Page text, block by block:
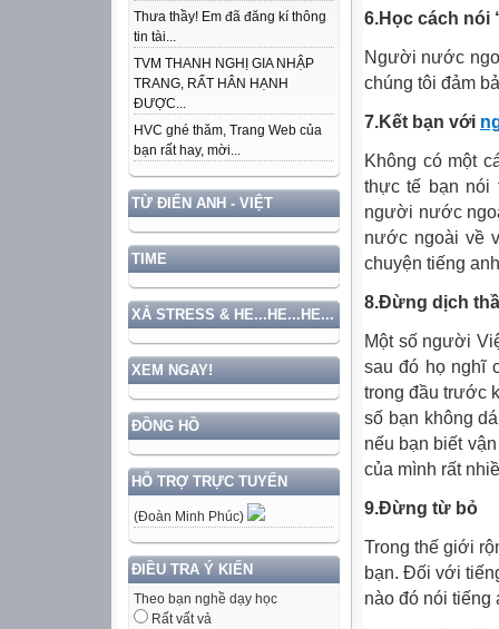
Thưa thầy! Em đã đăng kí thông
tin tài...
TVM THANH NGHỊ GIA NHẬP
TRANG, RẤT HÂN HẠNH
ĐƯỢC...
HVC ghé thăm, Trang Web của
bạn rất hay, mời...
TỪ ĐIỂN ANH - VIỆT
TIME
XẢ STRESS & HE...HE...HE...
XEM NGAY!
ĐỒNG HỒ
HỖ TRỢ TRỰC TUYẾN
(Đoàn Minh Phúc)
ĐIỀU TRA Ý KIẾN
Theo bạn nghề dạy học
Rất vất vả
6.Học cách nói
Người nước
chúng tôi đảm
7.Kết bạn với
Không có một
thực tế bạn nói
người nước
nước ngoài về
chuyện tiếng
8.Đừng dịch
Một số người
sau đó họ nghĩ
trong đầu trước
số bạn không
nếu bạn biết
của mình rất
9.Đừng từ bỏ
Trong thế giới
bạn. Đối với
nào đó nói